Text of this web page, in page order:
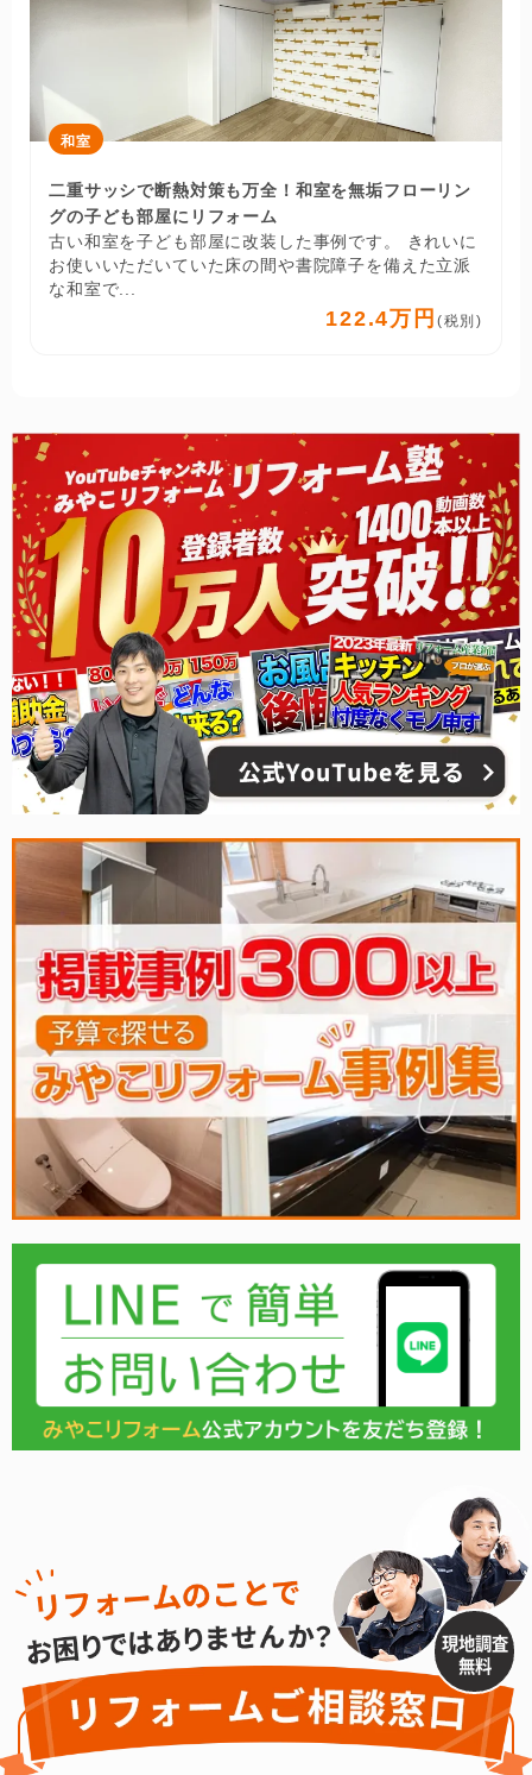
和室
二重サッシで断熱対策も万全！和室を無垢フローリン
グの子ども部屋にリフォーム
古い和室を子ども部屋に改装した事例です。 きれいに
お使いいただいていた床の間や書院障子を備えた立派
な和室で...
122.4万円 (税別)
現地調査
無料